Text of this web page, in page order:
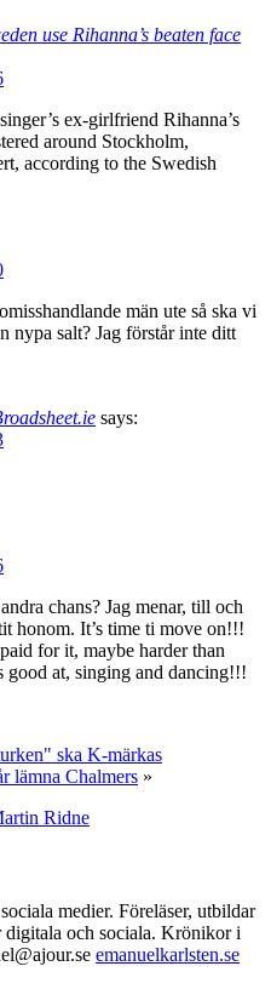
use Rihanna’s beaten face
ex-girlfriend Rihanna’s
around Stockholm,
according to the Swedish
män ute så ska vi
nypa salt? Jag förstår inte ditt
says:
chans? Jag menar, till och
honom. It’s time ti move on!!!
for it, maybe harder than
good at, singing and dancing!!!
ska K-märkas
lämna Chalmers »
Ridne
medier. Föreläser, utbildar
digitala och sociala. Krönikor i
emanuelkarlsten.se